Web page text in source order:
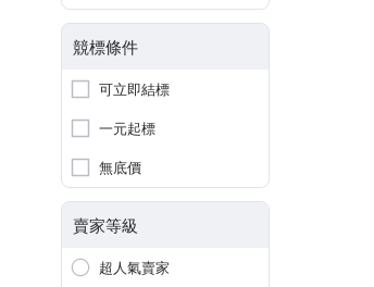
競標條件
可立即結標
一元起標
無底價
賣家等級
超人氣賣家